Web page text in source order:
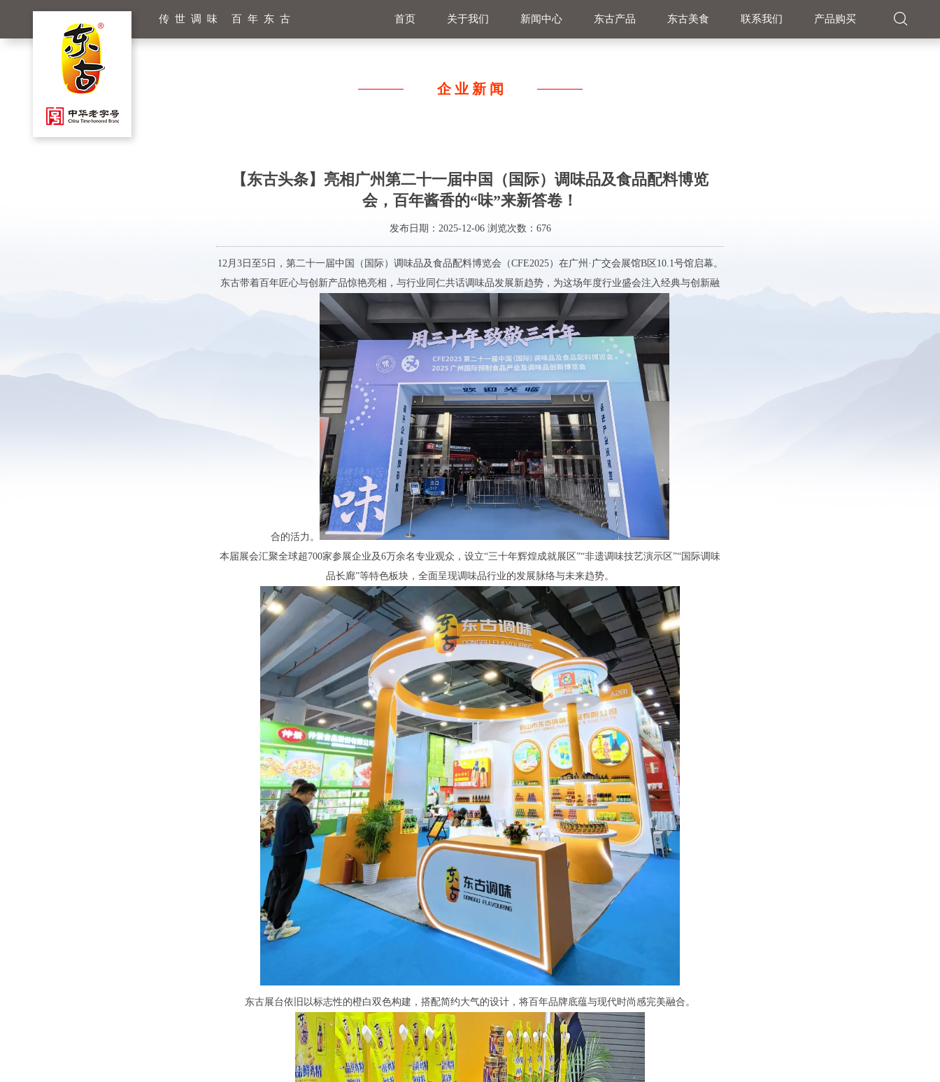
传世调味 百年东古 首页 关于我们 新闻中心 东古产品 东古美食 联系我们 产品购买
企业新闻
【东古头条】亮相广州第二十一届中国（国际）调味品及食品配料博览
会，百年酱香的“味”来新答卷！
发布日期：2025-12-06 浏览次数： 676
12月3日至5日，第二十一届中国（国际）调味品及食品配料博览会（CFE2025）在广州·广交会展馆B区10.1号馆启幕。
东古带着百年匠心与创新产品惊艳亮相，与行业同仁共话调味品发展新趋势，为这场年度行业盛会注入经典与创新融
合的活力。
本届展会汇聚全球超700家参展企业及6万余名专业观众，设立“三十年辉煌成就展区”“非遗调味技艺演示区”“国际调味
品长廊”等特色板块，全面呈现调味品行业的发展脉络与未来趋势。
东古展台依旧以标志性的橙白双色构建，搭配简约大气的设计，将百年品牌底蕴与现代时尚感完美融合。